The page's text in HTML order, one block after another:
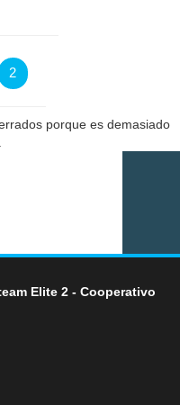
2
porque es demasiado
Elite 2 - Cooperativo